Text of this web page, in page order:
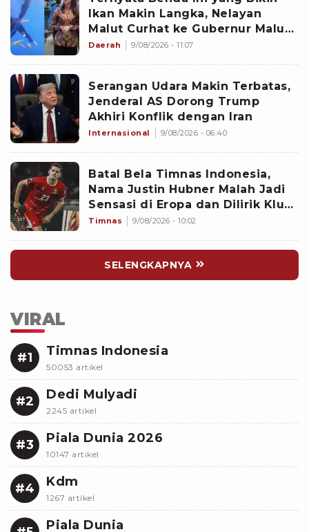
Ikan Makin Langka, Nelayan
Malut Curhat ke Gubernur Malut
Sherly Tjoanda soal Rumpon
Daerah 9/08/2026 - 11:07
Serangan Udara Makin Terbatas,
Jenderal AS Dorong Trump
Akhiri Konflik dengan Iran
Internasional 9/08/2026 - 06:40
Batal Bela Timnas Indonesia,
Nama Justin Hubner Malah Jadi
Sensasi di Eropa dan Dilirik Klub
Kasta Teratas
Timnas 9/08/2026 - 10:02
SELENGKAPNYA
VIRAL
#1 Timnas Indonesia
50053 artikel
#2 Dedi Mulyadi
2245 artikel
#3 Piala Dunia 2026
10147 artikel
#4 Kdm
1267 artikel
Piala Dunia